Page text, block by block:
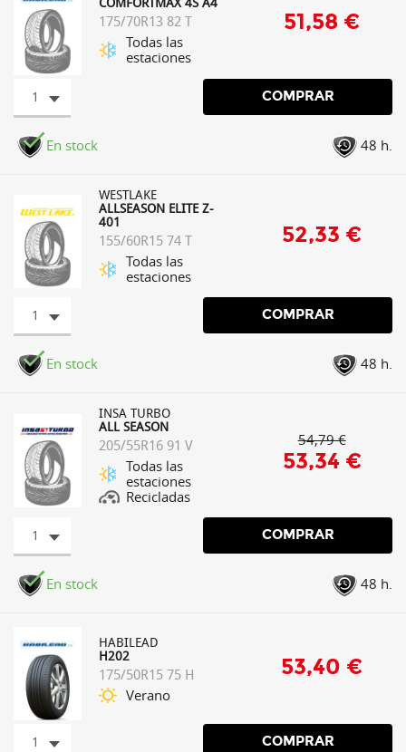
COMFORTMAX 4S A4
175/70R13 82 T
Todas las
estaciones
51,58 €
1 COMPRAR
En stock 48 h.
WESTLAKE
ALLSEASON ELITE Z-
401
155/60R15 74 T
Todas las
estaciones
52,33 €
1 COMPRAR
En stock 48 h.
INSA TURBO
ALL SEASON
205/55R16 91 V
Todas las
estaciones
Recicladas
54,79 €
53,34 €
1 COMPRAR
En stock 48 h.
HABILEAD
H202
175/50R15 75 H
Verano
53,40 €
1 COMPRAR